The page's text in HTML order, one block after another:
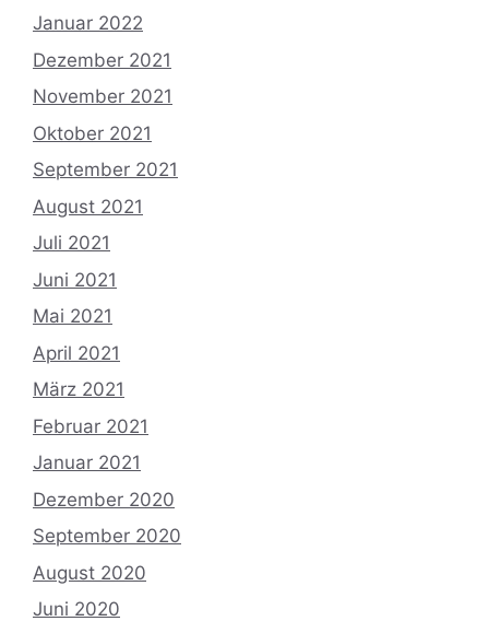
Januar 2022
Dezember 2021
November 2021
Oktober 2021
September 2021
August 2021
Juli 2021
Juni 2021
Mai 2021
April 2021
März 2021
Februar 2021
Januar 2021
Dezember 2020
September 2020
August 2020
Juni 2020